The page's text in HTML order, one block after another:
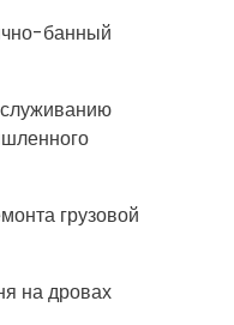
банный
грузовой
на дровах